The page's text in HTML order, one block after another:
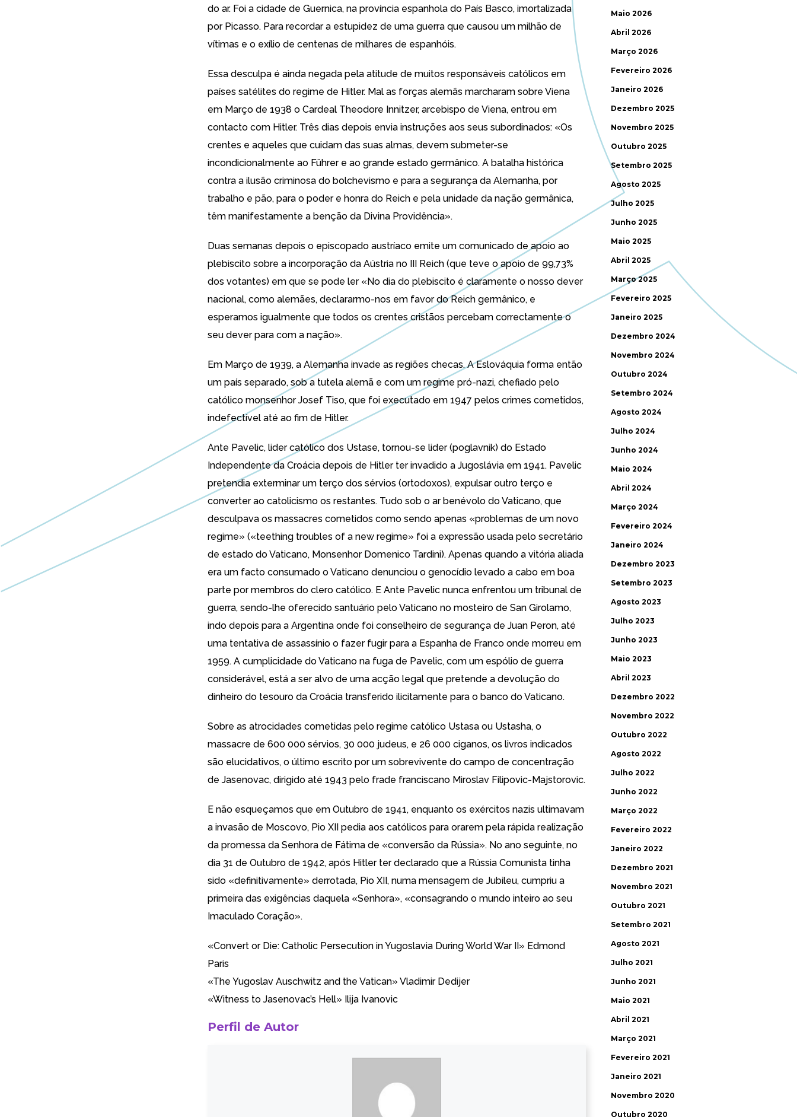
do ar. Foi a cidade de Guernica, na província espanhola do País Basco, imortalizada
por Picasso. Para recordar a estupidez de uma guerra que causou um milhão de
vítimas e o exílio de centenas de milhares de espanhóis.
Essa desculpa é ainda negada pela atitude de muitos responsáveis católicos em
países satélites do regime de Hitler. Mal as forças alemãs marcharam sobre Viena
em Março de 1938 o Cardeal Theodore Innitzer, arcebispo de Viena, entrou em
contacto com Hitler. Três dias depois envia instruções aos seus subordinados: «Os
crentes e aqueles que cuidam das suas almas, devem submeter-se
incondicionalmente ao Führer e ao grande estado germânico. A batalha histórica
contra a ilusão criminosa do bolchevismo e para a segurança da Alemanha, por
trabalho e pão, para o poder e honra do Reich e pela unidade da nação germânica,
têm manifestamente a benção da Divina Providência».
Duas semanas depois o episcopado austríaco emite um comunicado de apoio ao
plebiscito sobre a incorporação da Aústria no III Reich (que teve o apoio de 99,73%
dos votantes) em que se pode ler «No dia do plebiscito é claramente o nosso dever
nacional, como alemães, declararmo-nos em favor do Reich germânico, e
esperamos igualmente que todos os crentes cristãos percebam correctamente o
seu dever para com a nação».
Em Março de 1939, a Alemanha invade as regiões checas. A Eslováquia forma então
um país separado, sob a tutela alemã e com um regime pró-nazi, chefiado pelo
católico monsenhorJosef Tiso, que foi executado em 1947 pelos crimes cometidos,
indefectível até ao fim de Hitler.
Ante Pavelic, lider católico dos Ustase, tornou-se lider (poglavnik) do Estado
Independente da Croácia depois de Hitler ter invadido a Jugoslávia em 1941. Pavelic
pretendia exterminar um terço dos sérvios (ortodoxos), expulsar outro terço e
converter ao catolicismo os restantes. Tudo sob o ar benévolo do Vaticano, que
desculpava os massacres cometidos como sendo apenas «problemas de um novo
regime» («teething troubles of a new regime» foi a expressão usada pelo secretário
de estado do Vaticano, Monsenhor Domenico Tardini). Apenas quando a vitória aliada
era um facto consumado o Vaticano denunciou o genocídio levado a cabo em boa
parte por membros do clero católico. E Ante Pavelic nunca enfrentou um tribunal de
guerra, sendo-lhe oferecido santuário pelo Vaticano no mosteiro de San Girolamo,
indo depois para a Argentina onde foi conselheiro de segurança de Juan Peron, até
uma tentativa de assassínio o fazer fugir para a Espanha de Franco onde morreu em
1959. A cumplicidade do Vaticano na fuga de Pavelic, com um espólio de guerra
considerável, está a ser alvo de uma acção legal que pretende a devolução do
dinheiro do tesouro da Croácia transferido ilicitamente para o banco do Vaticano.
Sobre as atrocidades cometidas pelo regime católico Ustasa ou Ustasha, o
massacre de 600 000 sérvios, 30 000 judeus, e 26 000 ciganos, os livros indicados
são elucidativos, o último escrito por um sobrevivente do campo de concentração
de Jasenovac, dirigido até 1943 pelo frade franciscano Miroslav Filipovic-Majstorovic.
E não esqueçamos que em Outubro de 1941, enquanto os exércitos nazis ultimavam
a invasão de Moscovo, Pio XII pedia aos católicos para orarem pela rápida realização
da promessa da Senhora de Fátima de «conversão da Rússia». No ano seguinte, no
dia 31 de Outubro de 1942, após Hitler ter declarado que a Rússia Comunista tinha
sido «definitivamente» derrotada, Pio XII, numa mensagem de Jubileu, cumpriu a
primeira das exigências daquela «Senhora», «consagrando o mundo inteiro ao seu
Imaculado Coração».
«Convert or Die: Catholic Persecution in Yugoslavia During World War II» Edmond
Paris
«The Yugoslav Auschwitz and the Vatican» Vladimir Dedijer
«Witness to Jasenovac’s Hell» Ilija Ivanovic
Perfil de Autor
Maio 2026
Abril 2026
Março 2026
Fevereiro 2026
Janeiro 2026
Dezembro 2025
Novembro 2025
Outubro 2025
Setembro 2025
Agosto 2025
Julho 2025
Junho 2025
Maio 2025
Abril 2025
Março 2025
Fevereiro 2025
Janeiro 2025
Dezembro 2024
Novembro 2024
Outubro 2024
Setembro 2024
Agosto 2024
Julho 2024
Junho 2024
Maio 2024
Abril 2024
Março 2024
Fevereiro 2024
Janeiro 2024
Dezembro 2023
Setembro 2023
Agosto 2023
Julho 2023
Junho 2023
Maio 2023
Abril 2023
Dezembro 2022
Novembro 2022
Outubro 2022
Agosto 2022
Julho 2022
Junho 2022
Março 2022
Fevereiro 2022
Janeiro 2022
Dezembro 2021
Novembro 2021
Outubro 2021
Setembro 2021
Agosto 2021
Julho 2021
Junho 2021
Maio 2021
Abril 2021
Março 2021
Fevereiro 2021
Janeiro 2021
Novembro 2020
Outubro 2020